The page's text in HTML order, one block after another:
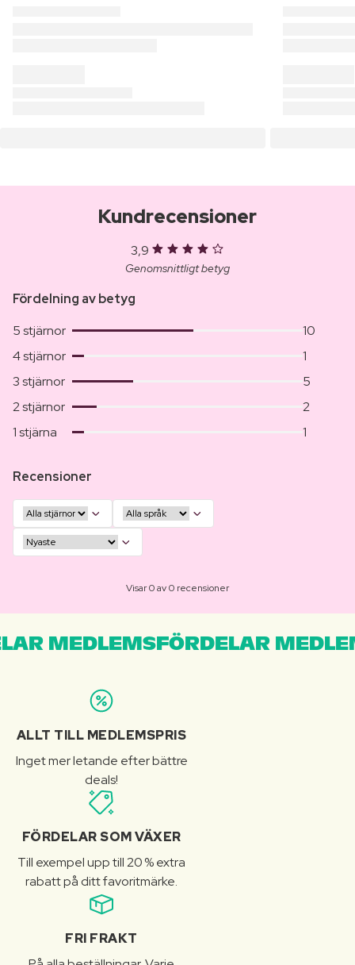
Kundrecensioner
3,9
Genomsnittligt betyg
Fördelning av betyg
5 stjärnor
10
4 stjärnor
1
3 stjärnor
5
2 stjärnor
2
1 stjärna
1
Recensioner
Visar 0 av 0 recensioner
MEDLEMSFÖRDELAR
ALLT TILL MEDLEMSPRIS
Inget mer letande efter bättre
deals!
FÖRDELAR SOM VÄXER
Till exempel upp till 20 % extra
rabatt på ditt favoritmärke.
FRI FRAKT